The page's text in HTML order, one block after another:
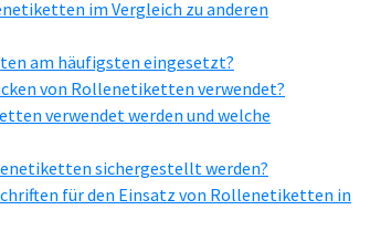
im Vergleich zu anderen
am häufigsten eingesetzt?
von Rollenetiketten verwendet?
verwendet werden und welche
sichergestellt werden?
für den Einsatz von Rollenetiketten in